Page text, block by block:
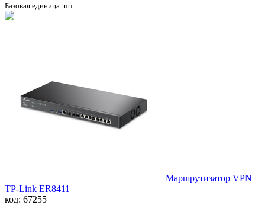
Базовая единица: шт
Маршрутизатор VPN
TP-Link ER8411
код: 67255